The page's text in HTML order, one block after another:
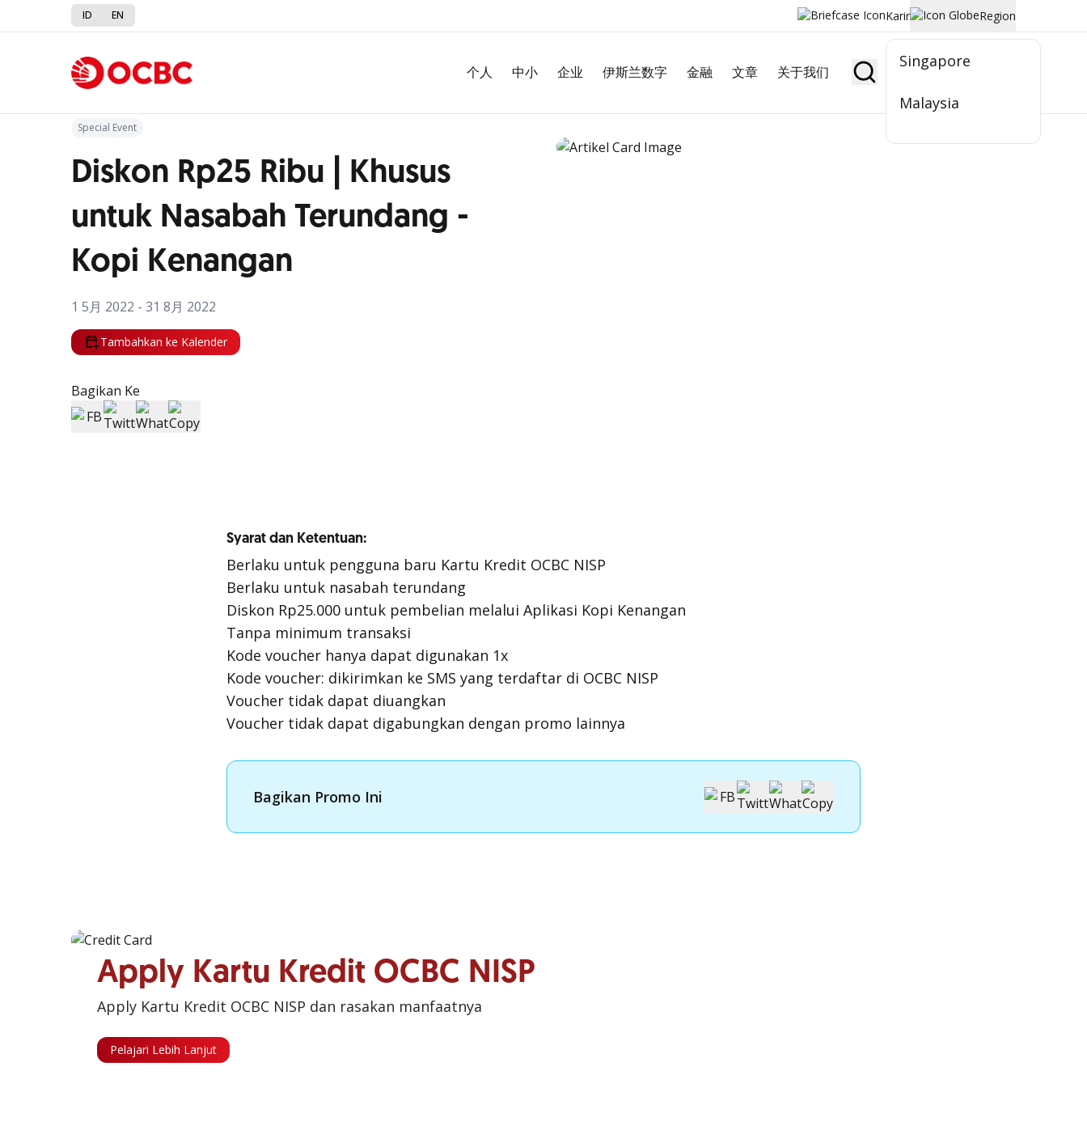
ID EN Karir Region
Singapore
Malaysia
个人 中小 企业 伊斯兰数字 金融 文章 关于我们 Jadi Nasabah
Kembali ke Promo
Special Event
Diskon Rp25 Ribu | Khusus
untuk Nasabah Terundang -
Kopi Kenangan
1 5月 2022 - 31 8月 2022
Tambahkan ke Kalender
Bagikan Ke
Syarat dan Ketentuan:
Berlaku untuk pengguna baru Kartu Kredit OCBC NISP
Berlaku untuk nasabah terundang
Diskon Rp25.000 untuk pembelian melalui Aplikasi Kopi Kenangan
Tanpa minimum transaksi
Kode voucher hanya dapat digunakan 1x
Kode voucher: dikirimkan ke SMS yang terdaftar di OCBC NISP
Voucher tidak dapat diuangkan
Voucher tidak dapat digabungkan dengan promo lainnya
Bagikan Promo Ini
Apply Kartu Kredit OCBC NISP
Apply Kartu Kredit OCBC NISP dan rasakan manfaatnya
Pelajari Lebih Lanjut